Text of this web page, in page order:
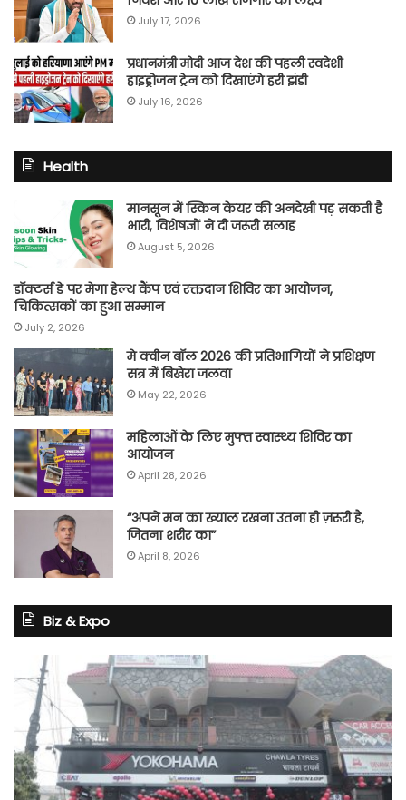
July 17, 2026
प्रधानमंत्री मोदी आज देश की पहली स्वदेशी
हाइड्रोजन ट्रेन को दिखाएंगे हरी झंडी
July 16, 2026
Health
मानसून में स्किन केयर की अनदेखी पड़ सकती है
भारी, विशेषज्ञों ने दी जरूरी सलाह
August 5, 2026
डॉक्टर्स डे पर मेगा हेल्थ कैंप एवं रक्तदान शिविर का आयोजन,
चिकित्सकों का हुआ सम्मान
July 2, 2026
मे क्वीन बॉल 2026 की प्रतिभागियों ने प्रशिक्षण
सत्र में बिखेरा जलवा
May 22, 2026
महिलाओं के लिए मुफ्त स्वास्थ्य शिविर का
आयोजन
April 28, 2026
“अपने मन का ख्याल रखना उतना ही ज़रूरी है,
जितना शरीर का”
April 8, 2026
Biz & Expo